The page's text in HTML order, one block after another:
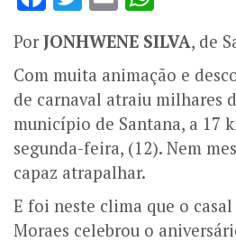
PorJONHWENE SILVA, de
Com muita animação e
de carnaval atraiu milhares
município de Santana, a 17
segunda-feira, (12). Nem
capaz atrapalhar.
E foi neste clima que o casal
Moraes celebrou o